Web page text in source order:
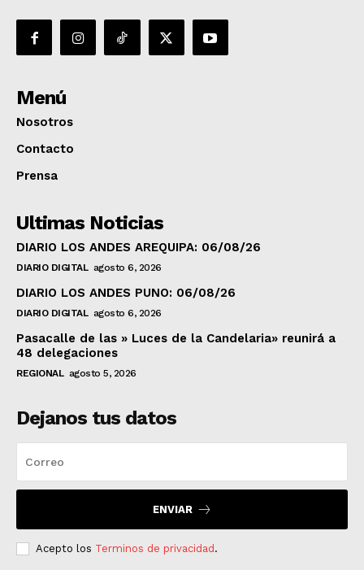
Menú
Nosotros
Contacto
Prensa
Ultimas Noticias
DIARIO LOS ANDES AREQUIPA: 06/08/26
DIARIO DIGITAL agosto 6, 2026
DIARIO LOS ANDES PUNO: 06/08/26
DIARIO DIGITAL agosto 6, 2026
Pasacalle de las » Luces de la Candelaria» reunirá a
48 delegaciones
REGIONAL agosto 5, 2026
Dejanos tus datos
ENVIAR
Acepto los Terminos de privacidad .